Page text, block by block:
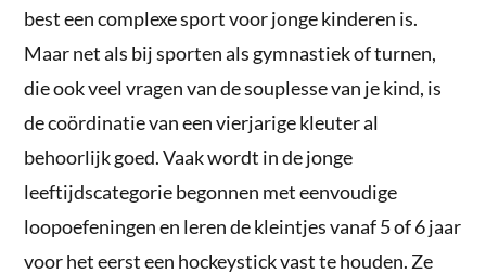
best een complexe sport voor jonge kinderen is.
Maar net als bij sporten als gymnastiek of turnen,
die ook veel vragen van de souplesse van je kind, is
de coördinatie van een vierjarige kleuter al
behoorlijk goed. Vaak wordt in de jonge
leeftijdscategorie begonnen met eenvoudige
loopoefeningen en leren de kleintjes vanaf 5 of 6 jaar
voor het eerst een hockeystick vast te houden. Ze